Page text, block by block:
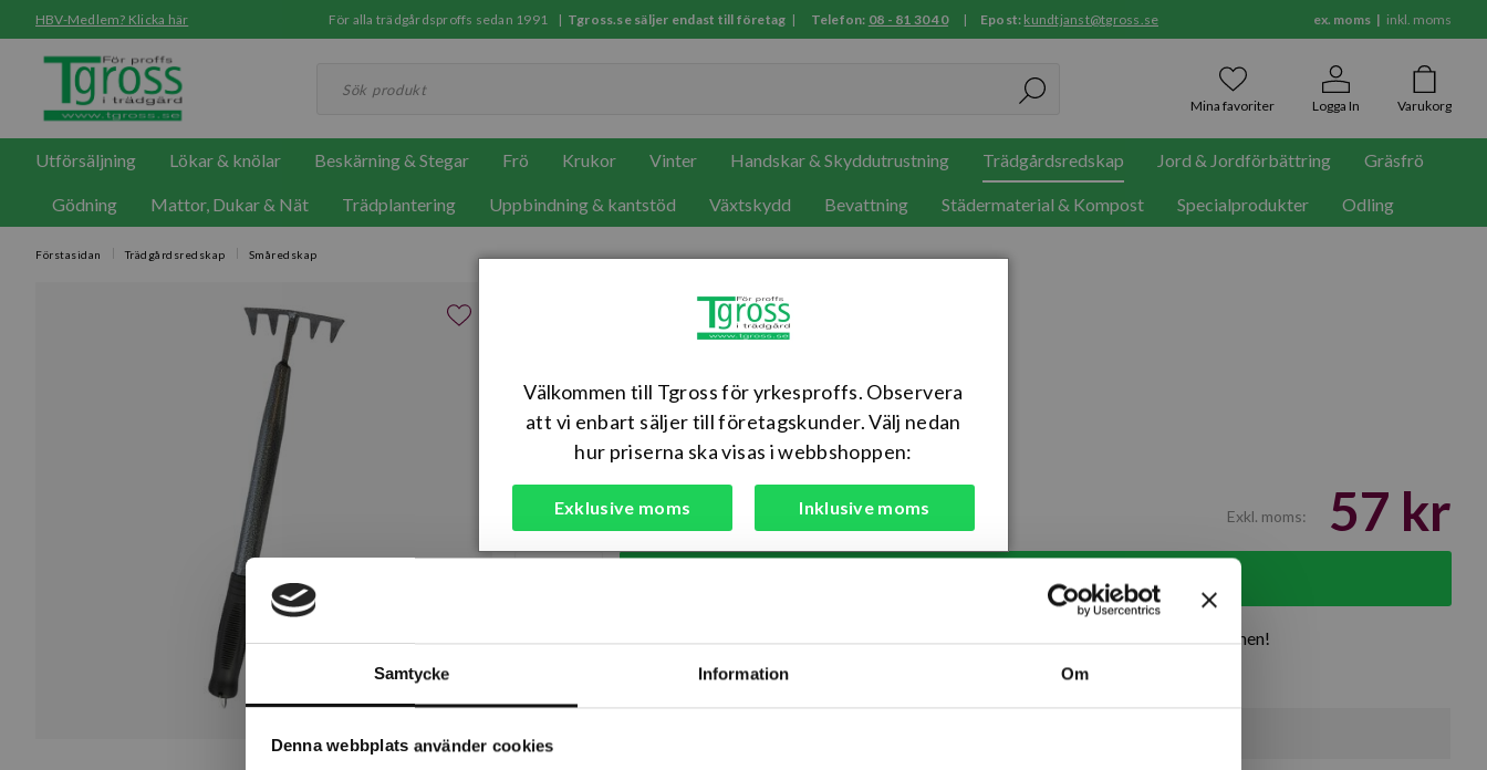
Samtycke Information Om
Denna webbplats använder cookies
HBV-Medlem? Klicka här ex. moms inkl. moms
För alla trädgårdsproffs sedan 1991 | Tgross.se säljer endast till företag | Telefon: 08 - 81 30 40| Epost: kundtjanst@tgross.se
Varukorg
Logga In
Mina favoriter
Utförsäljning Lökar & knölar Beskärning & Stegar Frö Krukor Vinter Handskar & Skyddutrustning Trädgårdsredskap Jord & Jordförbättring Gräsfrö
Gödning Mattor, Dukar & Nät Trädplantering Uppbindning & kantstöd Växtskydd Bevattning Städermaterial & Kompost Specialprodukter Odling
Förstasidan Trädgårdsredskap Småredskap
Kratta metall 47 cm
Artikelnr: EC800255
Exkl. moms: 57 kr
Lägg i varukorgen
Snabba leveranser Kvalitetsprodukter Över 30 år i branschen!
Välkommen till Tgross för yrkesproffs. Observera
att vi enbart säljer till företagskunder. Välj nedan
hur priserna ska visas i webbshoppen:
Exklusive moms Inklusive moms